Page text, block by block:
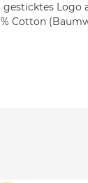
gesticktes Logo
% Cotton